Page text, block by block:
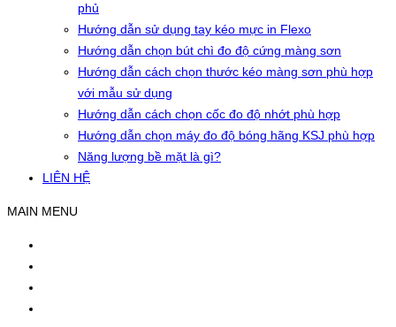
phủ
Hướng dẫn sử dụng tay kéo mực in Flexo
Hướng dẫn chọn bút chì đo độ cứng màng sơn
Hướng dẫn cách chọn thước kéo màng sơn phù hợp
với mẫu sử dụng
Hướng dẫn cách chọn cốc đo độ nhớt phù hợp
Hướng dẫn chọn máy đo độ bóng hãng KSJ phù hợp
Năng lượng bề mặt là gì?
LIÊN HỆ
MAIN MENU